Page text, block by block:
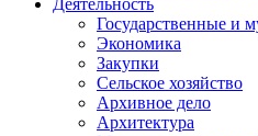
Деятельность
Государственные и
Экономика
Закупки
Сельское хозяйство
Архивное дело
Архитектура